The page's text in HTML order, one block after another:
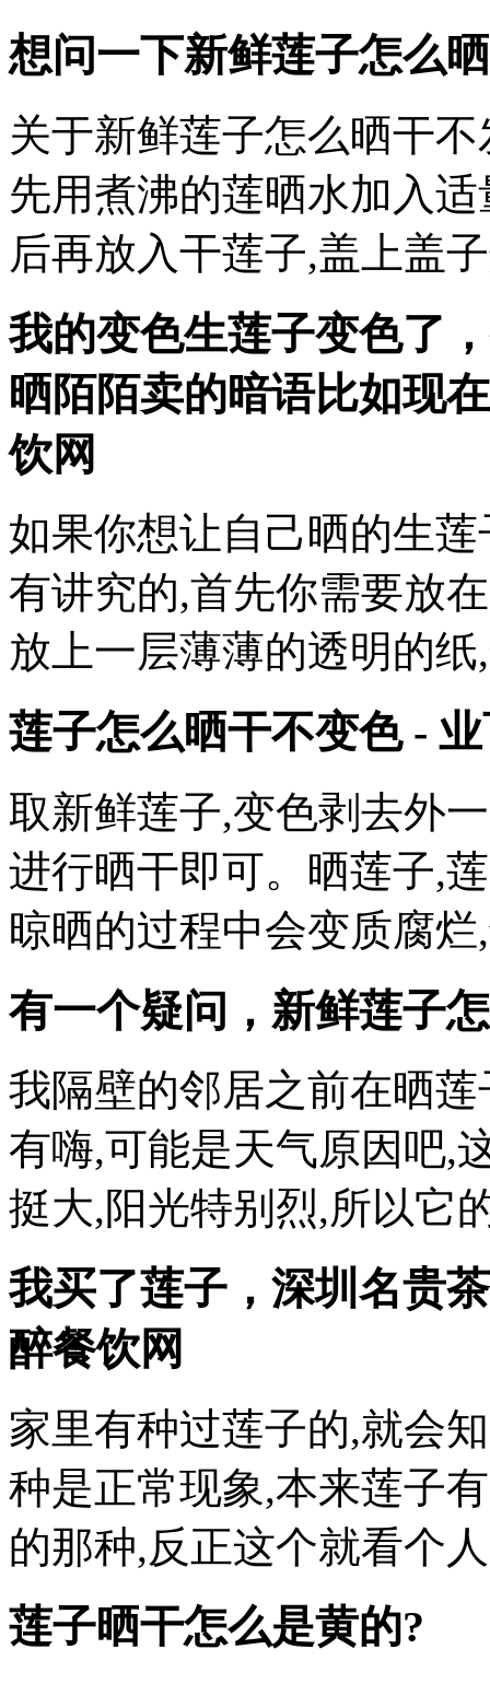
想问一下新鲜莲子怎么
关于新鲜莲子怎么晒干
先用煮沸的莲晒水加入
后再放入干莲子,盖上盖
我的变色生莲子变色了
晒陌陌卖的暗语比如现
饮网
如果你想让自己晒的生
有讲究的,首先你需要放
放上一层薄薄的透明的
莲子怎么晒干不变色 -
取新鲜莲子,变色剥去外
进行晒干即可。晒莲子,
晾晒的过程中会变质腐
有一个疑问，新鲜莲子
我隔壁的邻居之前在晒
有嗨,可能是天气原因吧,
挺大,阳光特别烈,所以它
我买了莲子， 深圳名贵
醉餐饮网
家里有种过莲子的,就会
种是正常现象,本来莲子
的那种,反正这个就看个
莲子晒干怎么是黄的?